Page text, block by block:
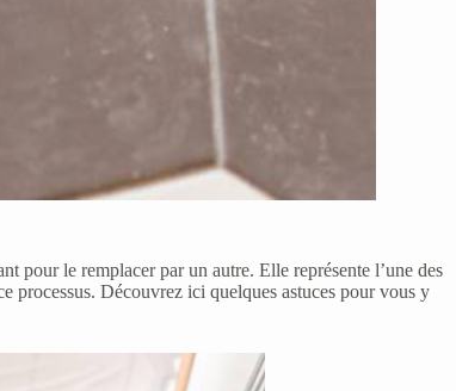
pour le remplacer par un autre. Elle représente l’une des
processus. Découvrez ici quelques astuces pour vous y